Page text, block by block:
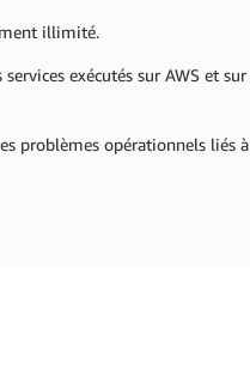
illimité.
exécutés sur AWS et sur
problèmes opérationnels liés à